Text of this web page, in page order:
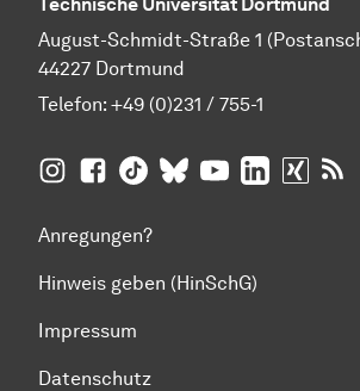
August-Schmidt-Straße 1
44227 Dortmund
Telefon: +49 (0)231 / 755-1
TU Dortmund aufInsta­gram
TU Dortmund auf Facebook
TU Dortmund auf TikTok
TU Dortmund auf
TU Dortmund
TU TU
Anregungen?
Hinweis geben (HinSchG)
Impressum
Datenschutz